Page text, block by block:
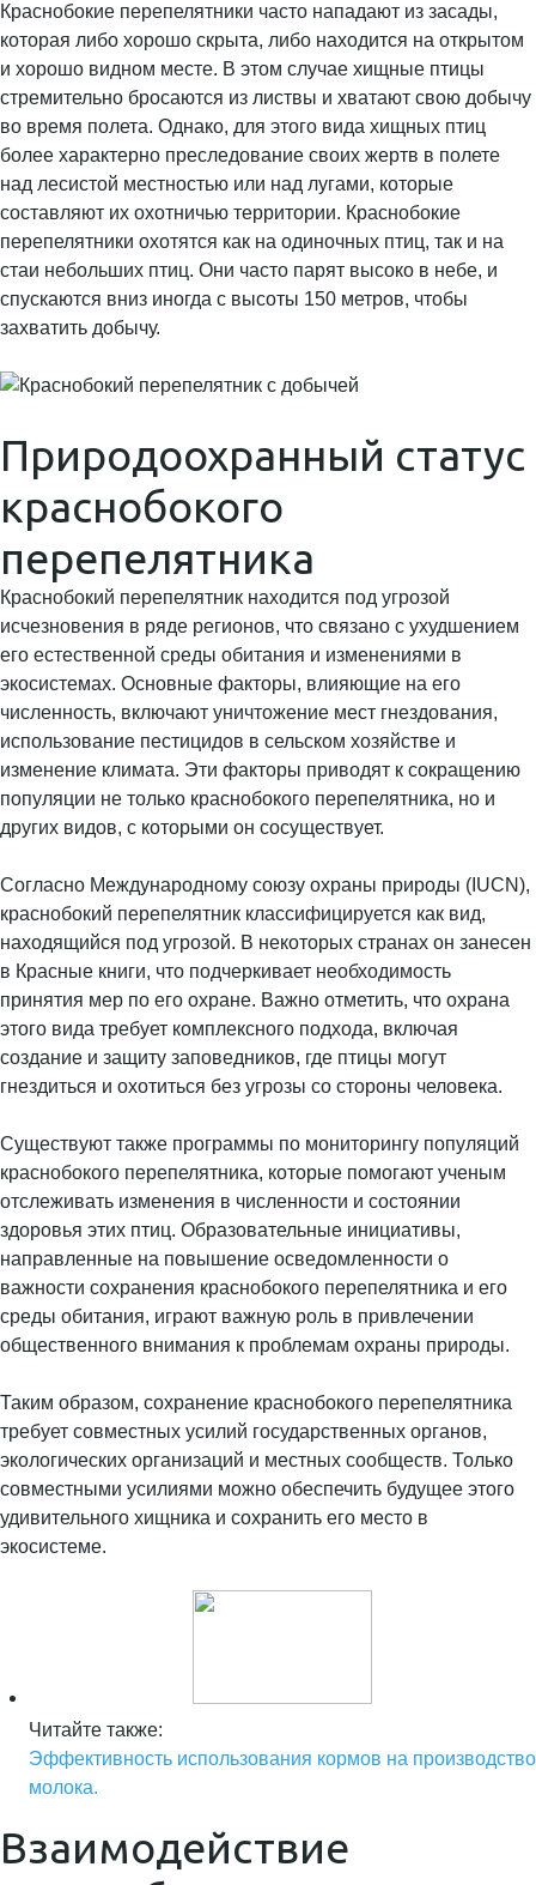
Краснобокие перепелятники часто нападают из засады,
которая либо хорошо скрыта, либо находится на открытом
и хорошо видном месте. В этом случае хищные птицы
стремительно бросаются из листвы и хватают свою добычу
во время полета. Однако, для этого вида хищных птиц
более характерно преследование своих жертв в полете
над лесистой местностью или над лугами, которые
составляют их охотничью территории. Краснобокие
перепелятники охотятся как на одиночных птиц, так и на
стаи небольших птиц. Они часто парят высоко в небе, и
спускаются вниз иногда с высоты 150 метров, чтобы
захватить добычу.
Природоохранный статус
краснобокого
перепелятника
Краснобокий перепелятник находится под угрозой
исчезновения в ряде регионов, что связано с ухудшением
его естественной среды обитания и изменениями в
экосистемах. Основные факторы, влияющие на его
численность, включают уничтожение мест гнездования,
использование пестицидов в сельском хозяйстве и
изменение климата. Эти факторы приводят к сокращению
популяции не только краснобокого перепелятника, но и
других видов, с которыми он сосуществует.
Согласно Международному союзу охраны природы (IUCN),
краснобокий перепелятник классифицируется как вид,
находящийся под угрозой. В некоторых странах он занесен
в Красные книги, что подчеркивает необходимость
принятия мер по его охране. Важно отметить, что охрана
этого вида требует комплексного подхода, включая
создание и защиту заповедников, где птицы могут
гнездиться и охотиться без угрозы со стороны человека.
Существуют также программы по мониторингу популяций
краснобокого перепелятника, которые помогают ученым
отслеживать изменения в численности и состоянии
здоровья этих птиц. Образовательные инициативы,
направленные на повышение осведомленности о
важности сохранения краснобокого перепелятника и его
среды обитания, играют важную роль в привлечении
общественного внимания к проблемам охраны природы.
Таким образом, сохранение краснобокого перепелятника
требует совместных усилий государственных органов,
экологических организаций и местных сообществ. Только
совместными усилиями можно обеспечить будущее этого
удивительного хищника и сохранить его место в
экосистеме.
Читайте также:
Эффективность использования кормов на производство
молока.
Взаимодействие